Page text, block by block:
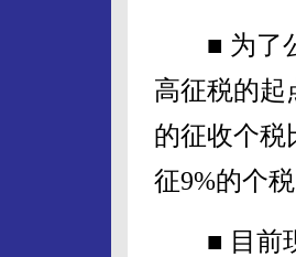
■ 为了公
高征税的起
的征收个税
征9%的个
■ 目前现